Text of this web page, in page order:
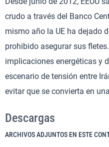
crudo a través del Banco
mismo año la UE ha dejado
prohibido asegurar sus
implicaciones energéticas y
escenario de tensión entre
evitar que se convierta en
Descargas
ARCHIVOS ADJUNTOS EN ESTE